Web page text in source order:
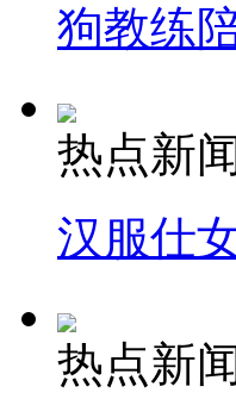
狗教练
热点新
汉服仕
热点新